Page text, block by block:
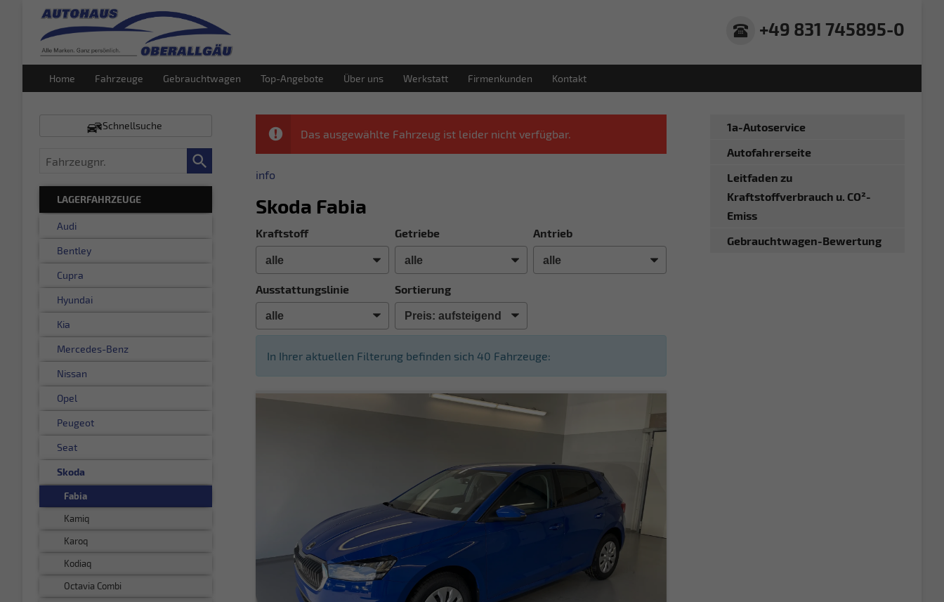
+49 831 745895-0
Home Fahrzeuge Gebrauchtwagen Top-Angebote Über uns Werkstatt Firmenkunden Kontakt
Das ausgewählte Fahrzeug ist leider nicht verfügbar.
info
Skoda Fabia
Kraftstoff Getriebe Antrieb
Ausstattungslinie Sortierung
In Ihrer aktuellen Filterung befinden sich 40 Fahrzeuge:
Schnellsuche
Fahrzeugnr.
LAGERFAHRZEUGE
Audi
Bentley
Cupra
Hyundai
Kia
Mercedes-Benz
Nissan
Opel
Peugeot
Seat
Skoda
Fabia
Kamiq
Karoq
Kodiaq
Octavia Combi
1a-Autoservice
Autofahrerseite
Leitfaden zu
Kraftstoffverbrauch u. CO²-
Emiss
Gebrauchtwagen-Bewertung